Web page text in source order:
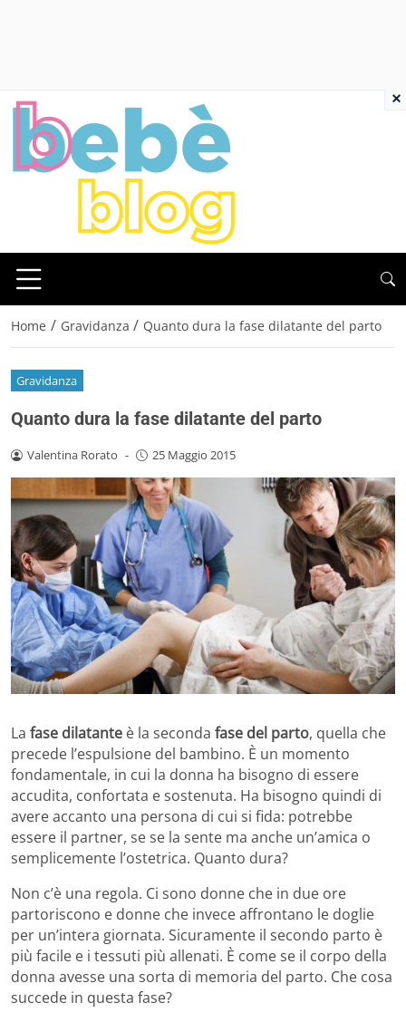
Home / Gravidanza / Quanto dura la fase dilatante del parto
Gravidanza
Quanto dura la fase dilatante del parto
Valentina Rorato - 25 Maggio 2015
La fase dilatante è la seconda fase del parto, quella che
precede l’espulsione del bambino. È un momento
fondamentale, in cui la donna ha bisogno di essere
accudita, confortata e sostenuta. Ha bisogno quindi di
avere accanto una persona di cui si fida: potrebbe
essere il partner, se se la sente ma anche un’amica o
semplicemente l’ostetrica. Quanto dura?
Non c’è una regola. Ci sono donne che in due ore
partoriscono e donne che invece affrontano le doglie
per un’intera giornata. Sicuramente il secondo parto è
più facile e i tessuti più allenati. È come se il corpo della
donna avesse una sorta di memoria del parto. Che cosa
succede in questa fase?
×